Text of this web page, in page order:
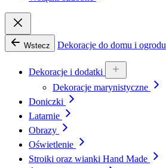
Wstecz Dekoracje do domu i ogrodu
Dekoracje i dodatki
Dekoracje marynistyczne
Doniczki
Latarnie
Obrazy
Oświetlenie
Stroiki oraz wianki Hand Made